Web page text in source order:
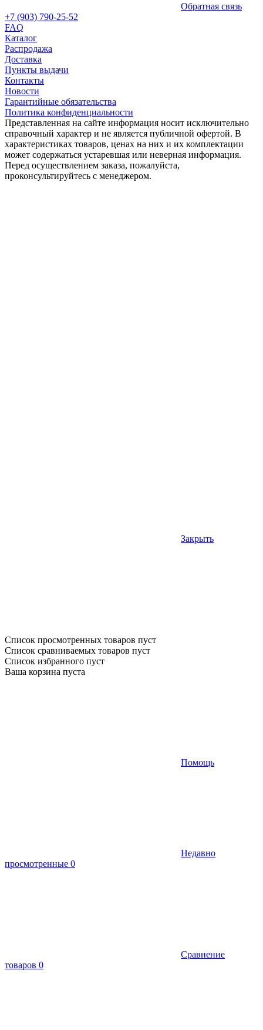
Обратная связь
+7 (903) 790-25-52
FAQ
Каталог
Распродажа
Доставка
Пункты выдачи
Контакты
Новости
Гарантийные обязательства
Политика конфиденциальности
Представленная на сайте информация носит исключительно
справочный характер и не является публичной офертой. В
характеристиках товаров, ценах на них и их комплектации
может содержаться устаревшая или неверная информация.
Перед осуществлением заказа, пожалуйста,
проконсультируйтесь с менеджером.
Закрыть
Список просмотренных товаров пуст
Список сравниваемых товаров пуст
Список избранного пуст
Ваша корзина пуста
Помощь
Недавно
просмотренные 0
Сравнение
товаров 0